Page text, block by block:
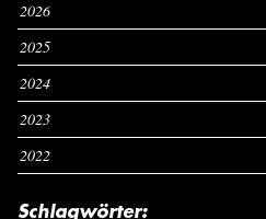
2026
2025
2024
2023
2022
Schlagwörter: